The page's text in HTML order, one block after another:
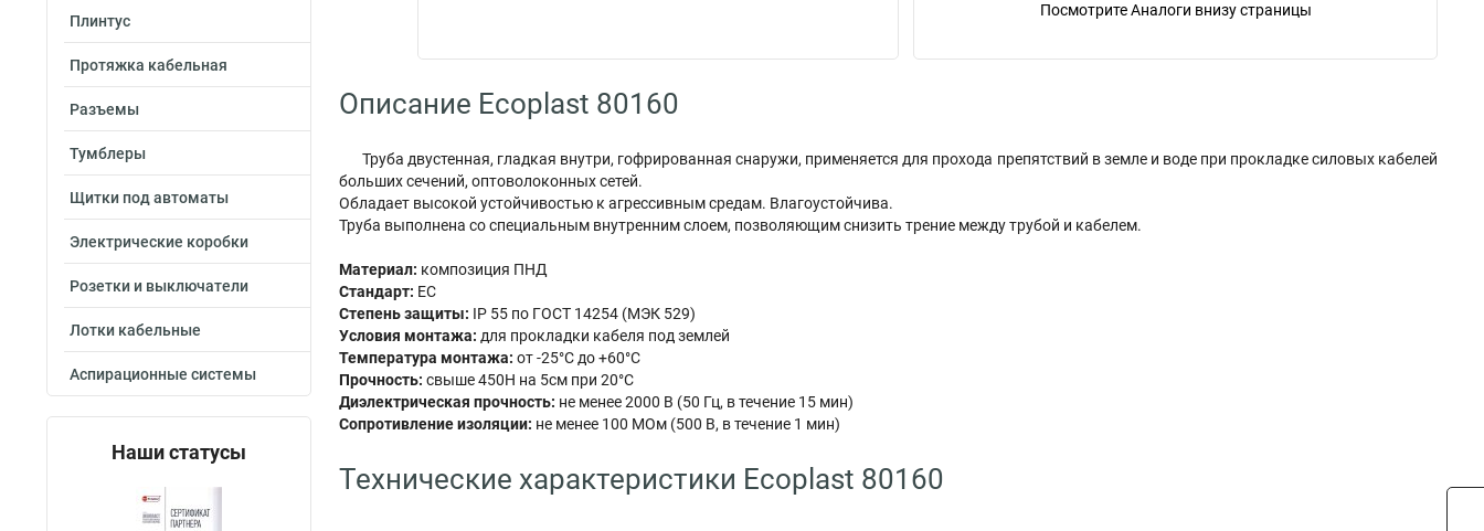
Плинтус
Протяжка кабельная
Разъемы
Тумблеры
Щитки под автоматы
Электрические коробки
Розетки и выключатели
Лотки кабельные
Аспирационные системы
Наши статусы
Посмотрите Аналоги внизу страницы
Описание Ecoplast 80160
Труба двустенная, гладкая внутри, гофрированная снаружи, применяется для прохода препятствий в земле и воде при прокладке силовых кабелей
больших сечений, оптоволоконных сетей.
Обладает высокой устойчивостью к агрессивным средам. Влагоустойчива.
Труба выполнена со специальным внутренним слоем, позволяющим снизить трение между трубой и кабелем.
Материал: композиция ПНД
Стандарт: ЕС
Степень защиты: IP 55 по ГОСТ 14254 (МЭК 529)
Условия монтажа: для прокладки кабеля под землей
Температура монтажа: от -25°С до +60°С
Прочность: свыше 450Н на 5см при 20°С
Диэлектрическая прочность: не менее 2000 В (50 Гц, в течение 15 мин)
Сопротивление изоляции: не менее 100 МОм (500 В, в течение 1 мин)
Технические характеристики Ecoplast 80160